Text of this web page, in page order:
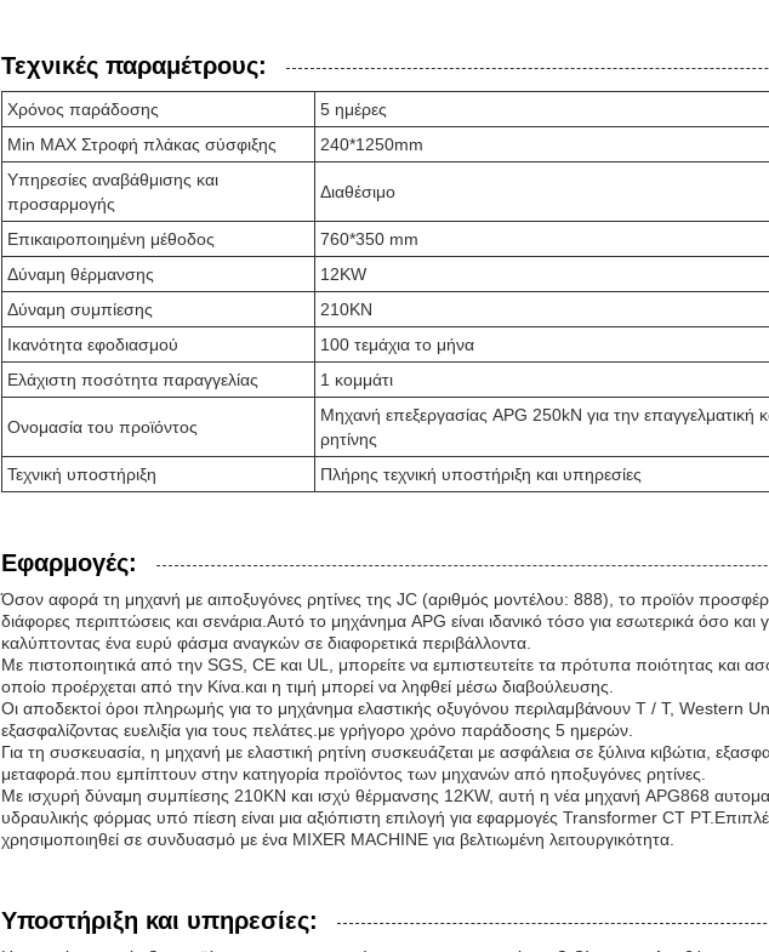
Τεχνικές παραμέτρους:
Χρόνος παράδοσης
5 ημέρες
Min MAX Στροφή πλάκας σύσφιξης
240*1250mm
Υπηρεσίες αναβάθμισης και
προσαρμογής
Διαθέσιμο
Επικαιροποιημένη μέθοδος
760*350 mm
Δύναμη θέρμανσης
12KW
Δύναμη συμπίεσης
210KN
Ικανότητα εφοδιασμού
100 τεμάχια το μήνα
Ελάχιστη ποσότητα παραγγελίας
1 κομμάτι
Ονομασία του προϊόντος
Μηχανή επεξεργασίας APG 250kN για την επαγγελματική
ρητίνης
Τεχνική υποστήριξη
Πλήρης τεχνική υποστήριξη και υπηρεσίες
Εφαρμογές:
Όσον αφορά τη μηχανή με αιποξυγόνες ρητίνες της JC (αριθμός μοντέλου: 888), το προϊόν
διάφορες περιπτώσεις και σενάρια.Αυτό το μηχάνημα APG είναι ιδανικό τόσο για εσωτερικά όσο και
καλύπτοντας ένα ευρύ φάσμα αναγκών σε διαφορετικά περιβάλλοντα.
Με πιστοποιητικά από την SGS, CE και UL, μπορείτε να εμπιστευτείτε τα πρότυπα ποιότητας και
οποίο προέρχεται από την Κίνα.και η τιμή μπορεί να ληφθεί μέσω διαβούλευσης.
Οι αποδεκτοί όροι πληρωμής για το μηχάνημα ελαστικής οξυγόνου περιλαμβάνουν T / T, Western
εξασφαλίζοντας ευελιξία για τους πελάτες.με γρήγορο χρόνο παράδοσης 5 ημερών.
Για τη συσκευασία, η μηχανή με ελαστική ρητίνη συσκευάζεται με ασφάλεια σε ξύλινα κιβώτια,
μεταφορά.που εμπίπτουν στην κατηγορία προϊόντος των μηχανών από ηποξυγόνες ρητίνες.
Με ισχυρή δύναμη συμπίεσης 210KN και ισχύ θέρμανσης 12KW, αυτή η νέα μηχανή APG868
υδραυλικής φόρμας υπό πίεση είναι μια αξιόπιστη επιλογή για εφαρμογές Transformer CT
χρησιμοποιηθεί σε συνδυασμό με ένα MIXER MACHINE για βελτιωμένη λειτουργικότητα.
Υποστήριξη και υπηρεσίες: